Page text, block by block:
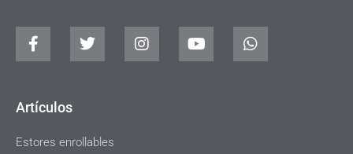
Artículos
Estores enrollables